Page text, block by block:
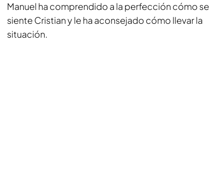
Manuel ha comprendido a la perfección cómo se
siente Cristian y le ha aconsejado cómo llevar la
situación.